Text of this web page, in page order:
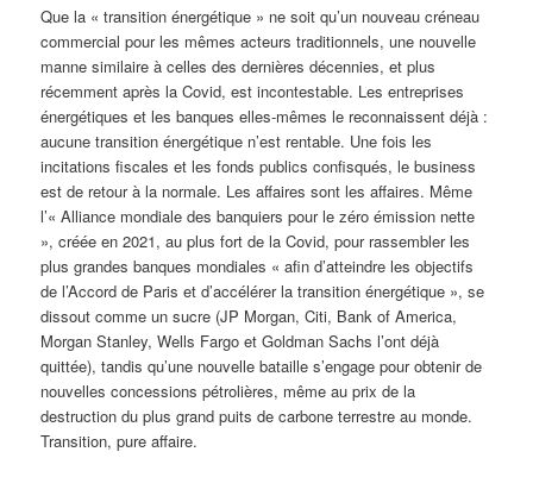
Que la « transition énergétique » ne soit qu’un nouveau créneau
commercial pour les mêmes acteurs traditionnels, une nouvelle
manne similaire à celles des dernières décennies, et plus
récemment après la Covid, est incontestable. Les entreprises
énergétiques et les banques elles-mêmes le reconnaissent déjà :
aucune transition énergétique n’est rentable. Une fois les
incitations fiscales et les fonds publics confisqués, le business
est de retour à la normale. Les affaires sont les affaires. Même
l’« Alliance mondiale des banquiers pour le zéro émission nette
», créée en 2021, au plus fort de la Covid, pour rassembler les
plus grandes banques mondiales « afin d’atteindre les objectifs
de l’Accord de Paris et d’accélérer la transition énergétique », se
dissout comme un sucre (JP Morgan, Citi, Bank of America,
Morgan Stanley, Wells Fargo et Goldman Sachs l’ont déjà
quittée), tandis qu’une nouvelle bataille s’engage pour obtenir de
nouvelles concessions pétrolières, même au prix de la
destruction du plus grand puits de carbone terrestre au monde.
Transition, pure affaire.